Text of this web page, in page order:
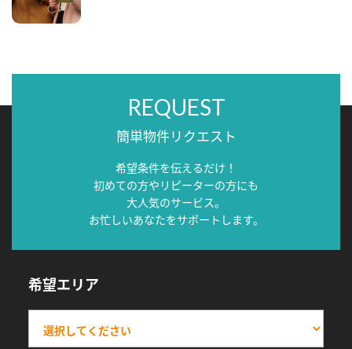
REQUEST
簡単物件リクエスト
希望条件を伝えるだけ！
初めての方やリピーターの方にも
大人気のサービス。
お忙しいあなたをサポートします。
希望エリア